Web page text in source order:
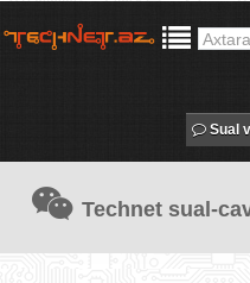
Sual
Technet sual-